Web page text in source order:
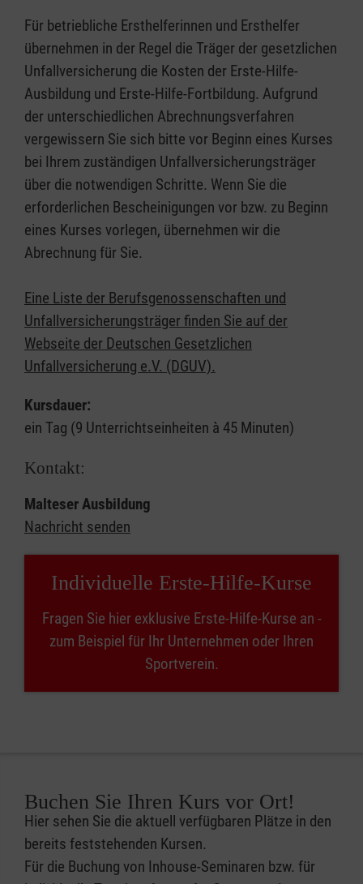
Für betriebliche Ersthelferinnen und Ersthelfer
übernehmen in der Regel die Träger der gesetzlichen
Unfallversicherung die Kosten der Erste-Hilfe-
Ausbildung und Erste-Hilfe-Fortbildung. Aufgrund
der unterschiedlichen Abrechnungsverfahren
vergewissern Sie sich bitte vor Beginn eines Kurses
bei Ihrem zuständigen Unfallversicherungsträger
über die notwendigen Schritte. Wenn Sie die
erforderlichen Bescheinigungen vor bzw. zu Beginn
eines Kurses vorlegen, übernehmen wir die
Abrechnung für Sie.
Eine Liste der Berufsgenossenschaften und
Unfallversicherungsträger finden Sie auf der
Webseite der Deutschen Gesetzlichen
Unfallversicherung e.V. (DGUV).
Kursdauer:
ein Tag (9 Unterrichtseinheiten à 45 Minuten)
Kontakt:
Malteser Ausbildung
Nachricht senden
Individuelle Erste-Hilfe-Kurse
Fragen Sie hier exklusive Erste-Hilfe-Kurse an -
zum Beispiel für Ihr Unternehmen oder Ihren
Sportverein.
Buchen Sie Ihren Kurs vor Ort!
Hier sehen Sie die aktuell verfügbaren Plätze in den
bereits feststehenden Kursen.
Für die Buchung von Inhouse-Seminaren bzw. für